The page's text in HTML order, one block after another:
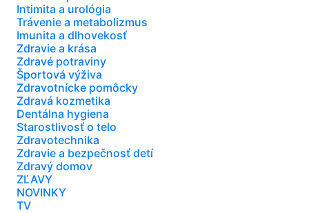
Intimita a urológia
Trávenie a metabolizmus
Imunita a dlhovekosť
Zdravie a krása
Zdravé potraviny
Športová výživa
Zdravotnícke pomôcky
Zdravá kozmetika
Dentálna hygiena
Starostlivosť o telo
Zdravotechnika
Zdravie a bezpečnosť detí
Zdravý domov
ZĽAVY
NOVINKY
TV